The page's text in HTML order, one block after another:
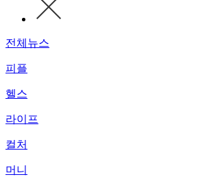
전체뉴스
피플
헬스
라이프
컬처
머니